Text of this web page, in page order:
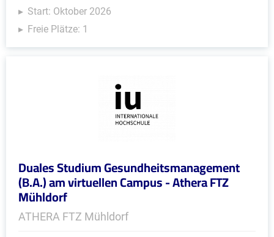
Start: Oktober 2026
Freie Plätze: 1
Duales Studium Gesundheitsmanagement
(B.A.) am virtuellen Campus - Athera FTZ
Mühldorf
ATHERA FTZ Mühldorf